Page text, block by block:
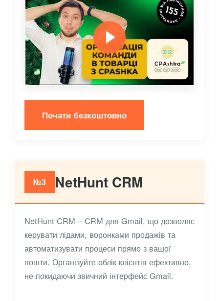
Почати безкоштовно
№3 NetHunt CRM
NetHunt CRM – CRM для Gmail, що дозволяє
керувати лідами, воронками продажів та
автоматизувати процеси прямо з вашої
пошти. Організуйте облік клієнтів ефективно,
не покидаючи звичний інтерфейс Gmail.